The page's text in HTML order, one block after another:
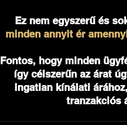
Ez nem egyszerű és
minden annyit ér
Fontos, hogy minden
így célszerűn az árat
ingatlan kínálati
tranzakciós